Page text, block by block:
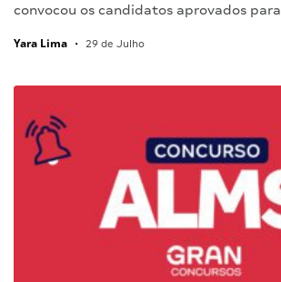
convocou os candidatos aprovados
Yara Lima • 29 de Julho